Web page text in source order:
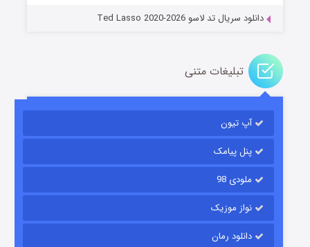
دانلود سریال تد لاسو Ted Lasso 2020-2026
تبلیغات متنی
آپ تیون
پنل پیامک
ملودی 98
نواز موزیک
دانلود رمان